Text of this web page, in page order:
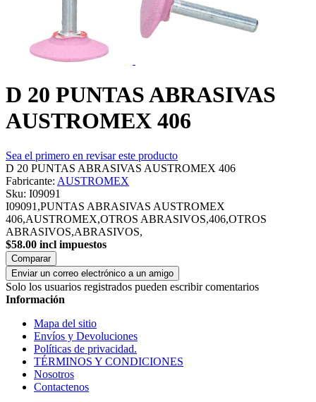
D 20 PUNTAS ABRASIVAS
AUSTROMEX 406
Sea el primero en revisar este producto
D 20 PUNTAS ABRASIVAS AUSTROMEX 406
Fabricante: AUSTROMEX
Sku: I09091
I09091,PUNTAS ABRASIVAS AUSTROMEX
406,AUSTROMEX,OTROS ABRASIVOS,406,OTROS
ABRASIVOS,ABRASIVOS,
$58.00 incl impuestos
Comparar
Enviar un correo electrónico a un amigo
Solo los usuarios registrados pueden escribir comentarios
Información
Mapa del sitio
Envíos y Devoluciones
Políticas de privacidad.
TÉRMINOS Y CONDICIONES
Nosotros
Contactenos